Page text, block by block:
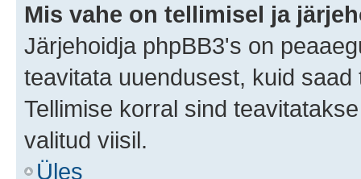
Mis vahe on tellimisel ja
Järjehoidja phpBB3's on
teavitata uuendusest, kuid
Tellimise korral sind
valitud viisil.
Üles